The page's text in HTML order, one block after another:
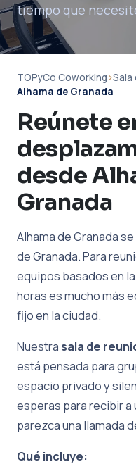
tiempo que
TOPyCo Coworking›Sala
Alhama de Granada
Reúnete
desde
Granada
Alhama de Granada
de Granada. Para
equipos basados en
horas es mucho más
fijo en la ciudad.
Nuestrasala de
está pensada para
espacio privado y
esperas para recibir a
parezca una llamada
Qué incluye: